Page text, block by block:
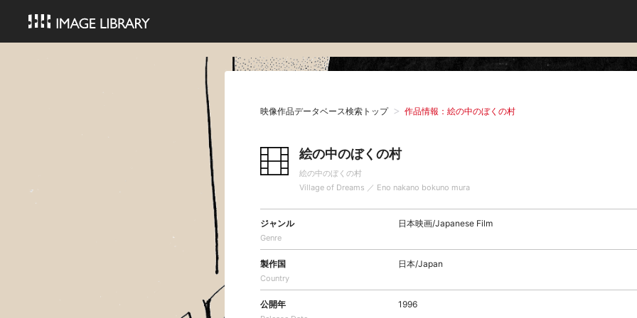
映像作品データベース検索トップ 作品情報：絵の中のぼくの村
絵の中のぼくの村
絵の中のぼくの村
Village of Dreams ／ Eno nakano bokuno mura
ジャンル
Genre
日本映画/Japanese Film
製作国
Country
日本/Japan
公開年 1996